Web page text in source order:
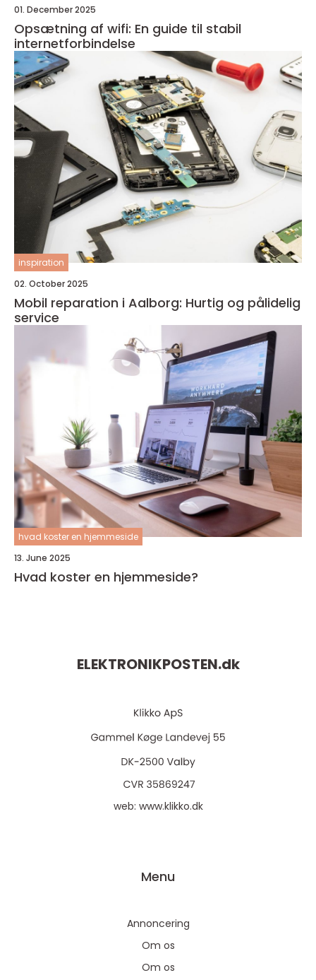
01. December 2025
Opsætning af wifi: En guide til stabil
internetforbindelse
inspiration
02. October 2025
Mobil reparation i Aalborg: Hurtig og pålidelig
service
hvad koster en hjemmeside
13. June 2025
Hvad koster en hjemmeside?
ELEKTRONIKPOSTEN.dk
web: www.klikko.dk
Menu
Annoncering
Om os
Om os